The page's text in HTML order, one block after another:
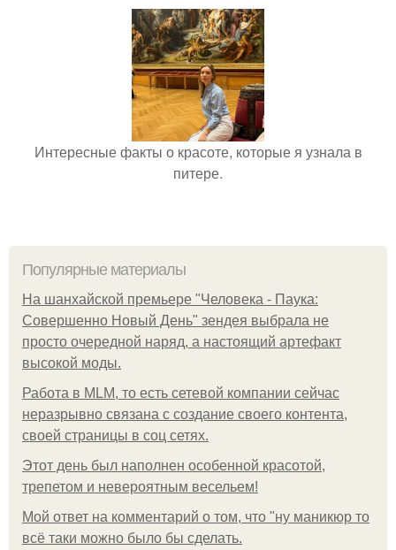
Интересные факты о красоте, которые я узнала в
питере.
Популярные материалы
На шанхайской премьере "Человека - Паука:
Совершенно Новый День" зендея выбрала не
просто очередной наряд, а настоящий артефакт
высокой моды.
Работа в MLM, то есть сетевой компании сейчас
неразрывно связана с создание своего контента,
своей страницы в соц сетях.
Этот день был наполнен особенной красотой,
трепетом и невероятным весельем!
Мой ответ на комментарий о том, что "ну маникюр то
всё таки можно было бы сделать.